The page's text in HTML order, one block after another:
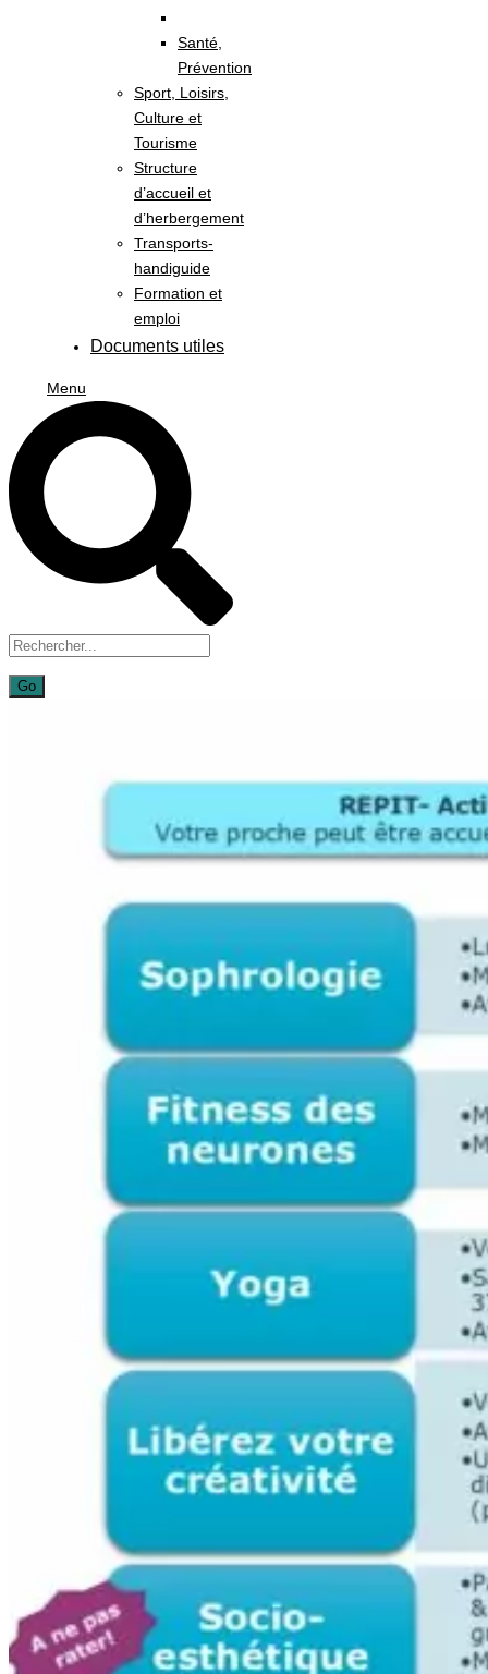
Santé,
Prévention
Sport, Loisirs,
Culture et
Tourisme
Structure
d’accueil et
d’herbergement
Transports-
handiguide
Formation et
emploi
Documents utiles
Menu